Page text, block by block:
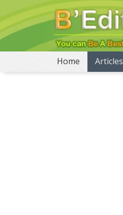
Home (current)
Articles